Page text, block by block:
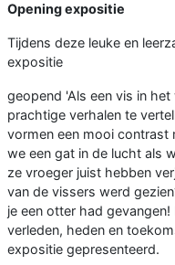
Opening expositie
Tijdens deze leuke en
expositie
geopend 'Als een vis in het
prachtige verhalen te
vormen een mooi contrast
we een gat in de lucht als
ze vroeger juist hebben
van de vissers werd
je een otter had
verleden, heden en
expositie gepresenteerd.